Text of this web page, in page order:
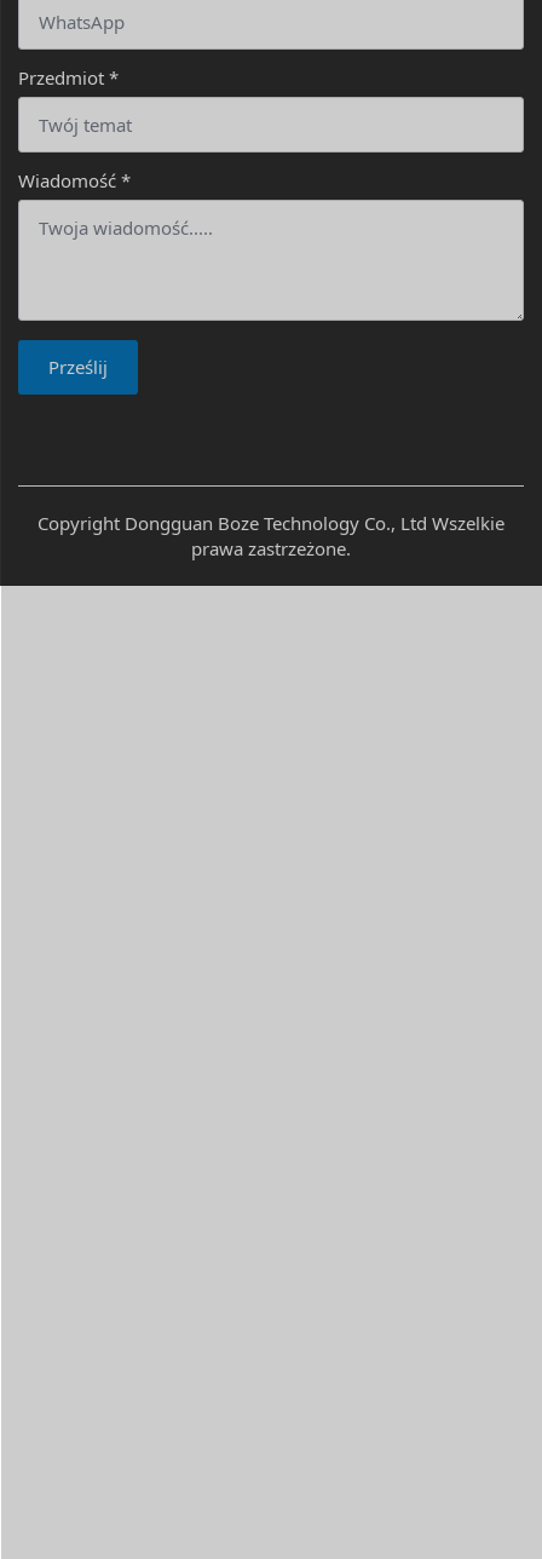
Przedmiot *
Wiadomość *
Prześlij
Copyright Dongguan Boze Technology Co., Ltd Wszelkie
prawa zastrzeżone.